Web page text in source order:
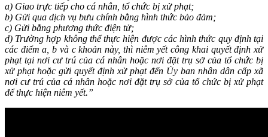
a) Giao trực tiếp cho cá nhân, tổ chức bị xử phạt;
b) Gửi qua dịch vụ bưu chính bằng hình thức bảo đảm;
c) Gửi bằng phương thức điện tử;
d) Trường hợp không thể thực hiện được các hình thức quy định tại
các điểm a, b và c khoản này, thì niêm yết công khai quyết định xử
phạt tại nơi cư trú của cá nhân hoặc nơi đặt trụ sở của tổ chức bị
xử phạt hoặc gửi quyết định xử phạt đến Ủy ban nhân dân cấp xã
nơi cư trú của cá nhân hoặc nơi đặt trụ sở của tổ chức bị xử phạt
để thực hiện niêm yết.”